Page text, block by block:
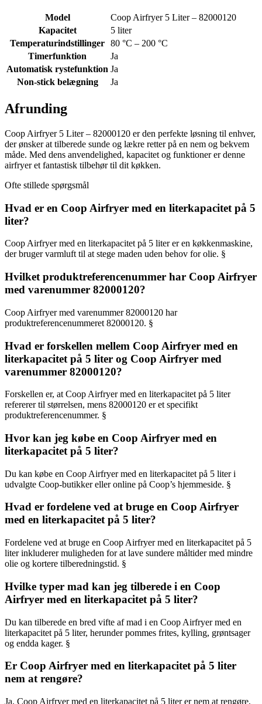
Model
Coop Airfryer 5 Liter – 82000120
Kapacitet
5 liter
Temperaturindstillinger 80 °C – 200 °C
Timerfunktion
Ja
Automatisk rystefunktion Ja
Non-stick belægning
Ja
Afrunding
Coop Airfryer 5 Liter – 82000120 er den perfekte løsning til enhver,
der ønsker at tilberede sunde og lækre retter på en nem og bekvem
måde. Med dens anvendelighed, kapacitet og funktioner er denne
airfryer et fantastisk tilbehør til dit køkken.
Ofte stillede spørgsmål
Hvad er en Coop Airfryer med en literkapacitet på 5
liter?
Coop Airfryer med en literkapacitet på 5 liter er en køkkenmaskine,
der bruger varmluft til at stege maden uden behov for olie. §
Hvilket produktreferencenummer har Coop Airfryer
med varenummer 82000120?
Coop Airfryer med varenummer 82000120 har
produktreferencenummeret 82000120. §
Hvad er forskellen mellem Coop Airfryer med en
literkapacitet på 5 liter og Coop Airfryer med
varenummer 82000120?
Forskellen er, at Coop Airfryer med en literkapacitet på 5 liter
refererer til størrelsen, mens 82000120 er et specifikt
produktreferencenummer. §
Hvor kan jeg købe en Coop Airfryer med en
literkapacitet på 5 liter?
Du kan købe en Coop Airfryer med en literkapacitet på 5 liter i
udvalgte Coop-butikker eller online på Coop’s hjemmeside. §
Hvad er fordelene ved at bruge en Coop Airfryer
med en literkapacitet på 5 liter?
Fordelene ved at bruge en Coop Airfryer med en literkapacitet på 5
liter inkluderer muligheden for at lave sundere måltider med mindre
olie og kortere tilberedningstid. §
Hvilke typer mad kan jeg tilberede i en Coop
Airfryer med en literkapacitet på 5 liter?
Du kan tilberede en bred vifte af mad i en Coop Airfryer med en
literkapacitet på 5 liter, herunder pommes frites, kylling, grøntsager
og endda kager. §
Er Coop Airfryer med en literkapacitet på 5 liter
nem at rengøre?
Ja, Coop Airfryer med en literkapacitet på 5 liter er nem at rengøre,